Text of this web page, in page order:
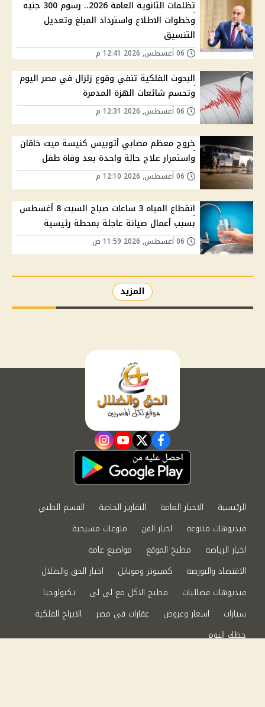
تظلمات الثانوية العامة 2026.. رسوم 300 جنيه
وخطوات الاطلاع واسترداد المبلغ وتعديل
التنسيق
البحوث الفلكية تنفي وقوع زلزال في مصر اليوم
وتحسم شائعات الهزة المدمرة
خروج معظم مصابي أتوبيس كنيسة ميت خاقان
واستمرار علاج حالة واحدة بعد وفاة طفل
انقطاع المياه 3 ساعات صباح السبت 8 أغسطس
بسبب أعمال صيانة عاجلة بمحطة رئيسية
المزيد
facebook
twitter
youtube
instagram
الرئيسية الاخبار العامة التقارير الخاصة
القسم الطبي
فيديوهات متنوعة
اخبار الفن
منوعات مسيحية
اخبار الرياضة
مطبخ الموقع
مواضيع عامة
الاقتصاد والبورصة
كمبيوتر وموبايل
اخبار الحق والضلال
فيديوهات فضائيات
مطبخ الاكل مع لى لى
تكنولوجيا
سيارات
اسعار وعروض عقارات في مصر
الابراج الفلكية
حظك اليوم